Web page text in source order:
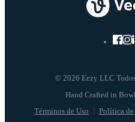
© 2026 Eezy LLC
Términos de Uso Política